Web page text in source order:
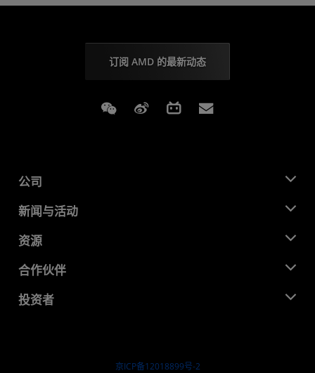
订阅 AMD 的最新动态
Weixin Weibo Bilibili
公司
关于 AMD
企业责任
就业机会
联系我们
新闻与活动
新闻中心
媒体库
资源
开发中心
成功案例
合作伙伴
AMD 合作伙伴中心
投资者
京ICP备12018899号-2